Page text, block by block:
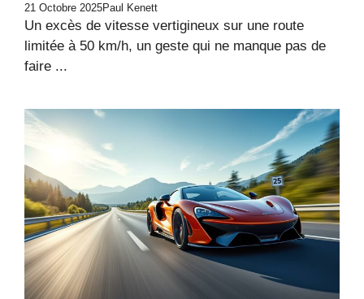
21 Octobre 2025Paul Kenett
Un excès de vitesse vertigineux sur une route
limitée à 50 km/h, un geste qui ne manque pas de
faire ...